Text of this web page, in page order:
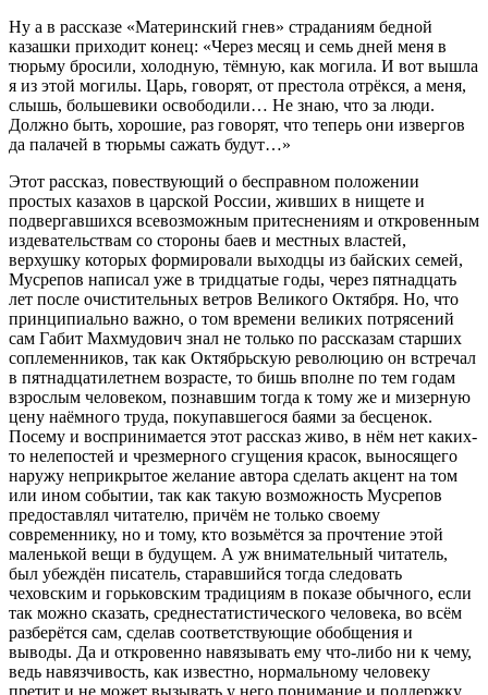
Ну а в рассказе «Материнский гнев» страданиям бедной
казашки приходит конец: «Через месяц и семь дней меня в
тюрьму бросили, холодную, тёмную, как могила. И вот вышла
я из этой могилы. Царь, говорят, от престола отрёкся, а меня,
слышь, большевики освободили… Не знаю, что за люди.
Должно быть, хорошие, раз говорят, что теперь они извергов
да палачей в тюрьмы сажать будут…»
Этот рассказ, повествующий о бесправном положении
простых казахов в царской России, живших в нищете и
подвергавшихся всевозможным притеснениям и откровенным
издевательствам со стороны баев и местных властей,
верхушку которых формировали выходцы из байских семей,
Мусрепов написал уже в тридцатые годы, через пятнадцать
лет после очистительных ветров Великого Октября. Но, что
принципиально важно, о том времени великих потрясений
сам Габит Махмудович знал не только по рассказам старших
соплеменников, так как Октябрьскую революцию он встречал
в пятнадцатилетнем возрасте, то бишь вполне по тем годам
взрослым человеком, познавшим тогда к тому же и мизерную
цену наёмного труда, покупавшегося баями за бесценок.
Посему и воспринимается этот рассказ живо, в нём нет каких-
то нелепостей и чрезмерного сгущения красок, выносящего
наружу неприкрытое желание автора сделать акцент на том
или ином событии, так как такую возможность Мусрепов
предоставлял читателю, причём не только своему
современнику, но и тому, кто возьмётся за прочтение этой
маленькой вещи в будущем. А уж внимательный читатель,
был убеждён писатель, старавшийся тогда следовать
чеховским и горьковским традициям в показе обычного, если
так можно сказать, среднестатистического человека, во всём
разберётся сам, сделав соответствующие обобщения и
выводы. Да и откровенно навязывать ему что-либо ни к чему,
ведь навязчивость, как известно, нормальному человеку
претит и не может вызывать у него понимание и поддержку.